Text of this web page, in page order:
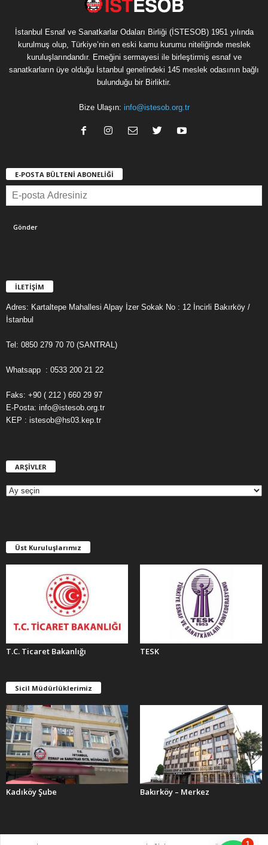
İstanbul Esnaf ve Sanatkarlar Odaları Birliği (İSTESOB) 1951 yılında
kurulmuş olup, Türkiye’nin en eski kamu kurumu niteliğinde meslek
kuruluşlarındandır. Emeğini sermayesi ile birleştirmiş esnaf ve
sanatkarların üye olduğu İstanbul genelindeki 145 meslek odasının bağlı
bulunduğu bir Birliktir.
Bize Ulaşın: info@istesob.org.tr
E-POSTA BÜLTENİ ABONELİĞİ
İLETİŞİM
Adres: Kartaltepe Mahallesi Alpay İzer Sokak No : 12 İncirli Bakırköy /
İstanbul
Tel: 0850 279 70 70 (SANTRAL)
Whatsapp : 0533 200 21 22
Faks: +90 ( 212 ) 660 29 97
E-Posta: info@istesob.org.tr
KEP : istesob@hs03.kep.tr
ARŞİVLER
E
R
Üst Kuruluşlarımız
T.C. Ticaret Bakanlığı TESK
Sicil Müdürlüklerimiz
Kadıköy Şube Bakırköy – Merkez